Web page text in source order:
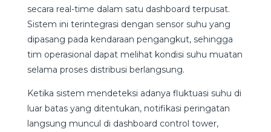
secara real-time dalam satu dashboard terpusat.
Sistem ini terintegrasi dengan sensor suhu yang
dipasang pada kendaraan pengangkut, sehingga
tim operasional dapat melihat kondisi suhu muatan
selama proses distribusi berlangsung.
Ketika sistem mendeteksi adanya fluktuasi suhu di
luar batas yang ditentukan, notifikasi peringatan
langsung muncul di dashboard control tower,